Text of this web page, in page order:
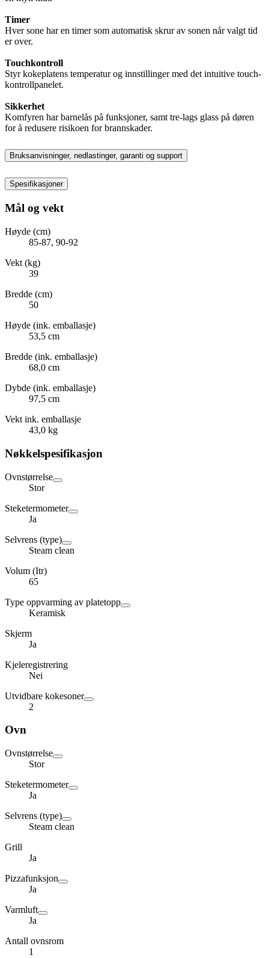
Timer
Hver sone har en timer som automatisk skrur av sonen når valgt tid
er over.
Touchkontroll
Styr kokeplatens temperatur og innstillinger med det intuitive touch-
kontrollpanelet.
Sikkerhet
Komfyren har barnelås på funksjoner, samt tre-lags glass på døren
for å redusere risikoen for brannskader.
Bruksanvisninger, nedlastinger, garanti og support
Spesifikasjoner
Mål og vekt
Høyde (cm)
85-87, 90-92
Vekt (kg)
39
Bredde (cm)
50
Høyde (ink. emballasje)
53,5 cm
Bredde (ink. emballasje)
68,0 cm
Dybde (ink. emballasje)
97,5 cm
Vekt ink. emballasje
43,0 kg
Nøkkelspesifikasjon
Ovnstørrelse
Stor
Steketermometer
Ja
Selvrens (type)
Steam clean
Volum (Itr)
65
Type oppvarming av platetopp
Keramisk
Skjerm
Ja
Kjeleregistrering
Nei
Utvidbare kokesoner
2
Ovn
Ovnstørrelse
Stor
Steketermometer
Ja
Selvrens (type)
Steam clean
Grill
Ja
Pizzafunksjon
Ja
Varmluft
Ja
Antall ovnsrom
1